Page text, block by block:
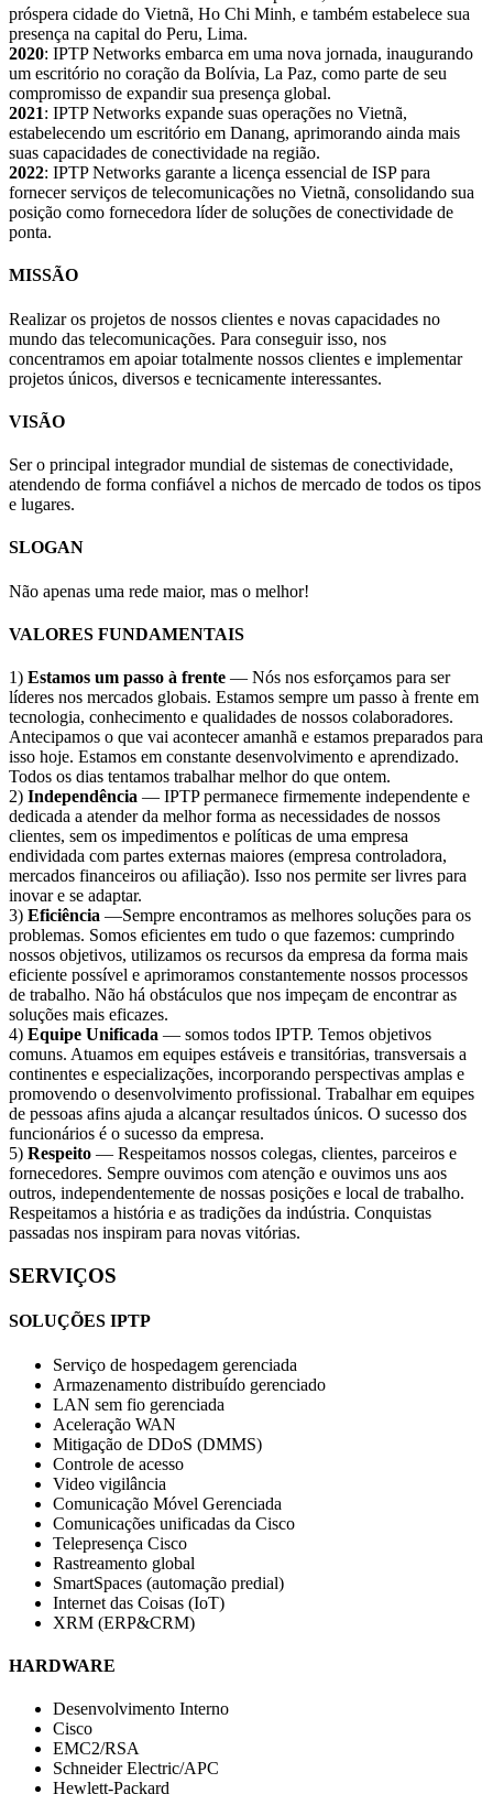
próspera cidade do Vietnã, Ho Chi Minh, e também estabelece sua
presença na capital do Peru, Lima.
2020: IPTP Networks embarca em uma nova jornada, inaugurando
um escritório no coração da Bolívia, La Paz, como parte de seu
compromisso de expandir sua presença global.
2021: IPTP Networks expande suas operações no Vietnã,
estabelecendo um escritório em Danang, aprimorando ainda mais
suas capacidades de conectividade na região.
2022: IPTP Networks garante a licença essencial de ISP para
fornecer serviços de telecomunicações no Vietnã, consolidando sua
posição como fornecedora líder de soluções de conectividade de
ponta.
MISSÃO
Realizar os projetos de nossos clientes e novas capacidades no
mundo das telecomunicações. Para conseguir isso, nos
concentramos em apoiar totalmente nossos clientes e implementar
projetos únicos, diversos e tecnicamente interessantes.
VISÃO
Ser o principal integrador mundial de sistemas de conectividade,
atendendo de forma confiável a nichos de mercado de todos os tipos
e lugares.
SLOGAN
Não apenas uma rede maior, mas o melhor!
VALORES FUNDAMENTAIS
1) Estamos um passo à frente — Nós nos esforçamos para ser
líderes nos mercados globais. Estamos sempre um passo à frente em
tecnologia, conhecimento e qualidades de nossos colaboradores.
Antecipamos o que vai acontecer amanhã e estamos preparados para
isso hoje. Estamos em constante desenvolvimento e aprendizado.
Todos os dias tentamos trabalhar melhor do que ontem.
2) Independência — IPTP permanece firmemente independente e
dedicada a atender da melhor forma as necessidades de nossos
clientes, sem os impedimentos e políticas de uma empresa
endividada com partes externas maiores (empresa controladora,
mercados financeiros ou afiliação). Isso nos permite ser livres para
inovar e se adaptar.
3) Eficiência —Sempre encontramos as melhores soluções para os
problemas. Somos eficientes em tudo o que fazemos: cumprindo
nossos objetivos, utilizamos os recursos da empresa da forma mais
eficiente possível e aprimoramos constantemente nossos processos
de trabalho. Não há obstáculos que nos impeçam de encontrar as
soluções mais eficazes.
4) Equipe Unificada — somos todos IPTP. Temos objetivos
comuns. Atuamos em equipes estáveis ​​e transitórias, transversais a
continentes e especializações, incorporando perspectivas amplas e
promovendo o desenvolvimento profissional. Trabalhar em equipes
de pessoas afins ajuda a alcançar resultados únicos. O sucesso dos
funcionários é o sucesso da empresa.
5) Respeito — Respeitamos nossos colegas, clientes, parceiros e
fornecedores. Sempre ouvimos com atenção e ouvimos uns aos
outros, independentemente de nossas posições e local de trabalho.
Respeitamos a história e as tradições da indústria. Conquistas
passadas nos inspiram para novas vitórias.
SERVIÇOS
SOLUÇÕES IPTP
Serviço de hospedagem gerenciada
Armazenamento distribuído gerenciado
LAN sem fio gerenciada
Aceleração WAN
Mitigação de DDoS (DMMS)
Controle de acesso
Video vigilância
Comunicação Móvel Gerenciada
Comunicações unificadas da Cisco
Telepresença Cisco
Rastreamento global
SmartSpaces (automação predial)
Internet das Coisas (IoT)
XRM (ERP&CRM)
HARDWARE
Desenvolvimento Interno
Cisco
EMC2/RSA
Schneider Electric/APC
Hewlett-Packard